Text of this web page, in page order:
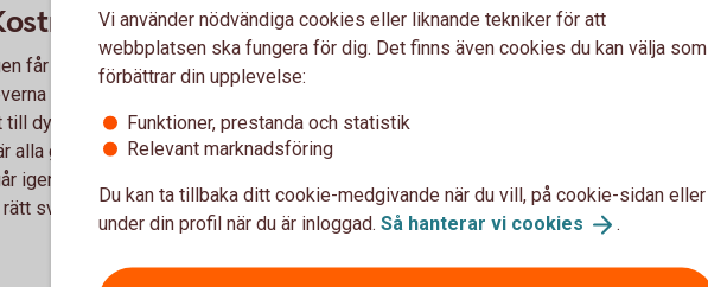
får eleverna arbeta i mindre grupper med uppgiften
uppgift är att placera olika kostnader i förhållande till
dyrast. Eleverna samarbetar och får diskutera för att komma
alla grupper har slutfört uppgiften avslutas workshopen med att
igenom de rätta svaren och eleverna får dela med sig av sina
svar.
Vi använder nödvändiga cookies eller liknande tekniker för att
webbplatsen ska fungera för dig. Det finns även cookies du kan välja som
förbättrar din upplevelse:
Funktioner, prestanda och statistik
Relevant marknadsföring
Du kan ta tillbaka ditt cookie-medgivande när du vill, på cookie-sidan eller
under din profil när du är inloggad. Så hanterar vi cookies .